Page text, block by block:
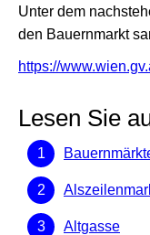
Unter dem
den Bauernmarkt
https://
Lesen Sie
Altgasse